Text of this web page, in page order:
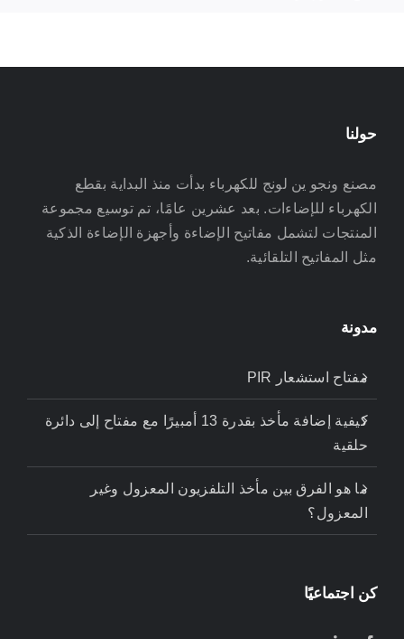
حولنا
مصنع ونجو ين لونج للكهرباء بدأت منذ البداية بقطع
الكهرباء للإضاءات. بعد عشرين عامًا، تم توسيع مجموعة
المنتجات لتشمل مفاتيح الإضاءة وأجهزة الإضاءة الذكية
مثل المفاتيح التلقائية.
مدونة
مفتاح استشعار PIR
كيفية إضافة مأخذ بقدرة 13 أمبيرًا مع مفتاح إلى دائرة
حلقية
ما هو الفرق بين مأخذ التلفزيون المعزول وغير
المعزول؟
كن اجتماعيًا